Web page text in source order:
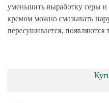
уменьшить выработку серы и
кремом можно смазывать
пересушивается,